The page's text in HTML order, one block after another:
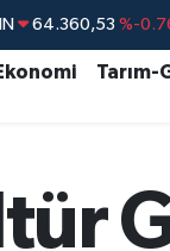
47,7069
55,0265
BİST100 13.887
64.360,53 %-
Tarım-